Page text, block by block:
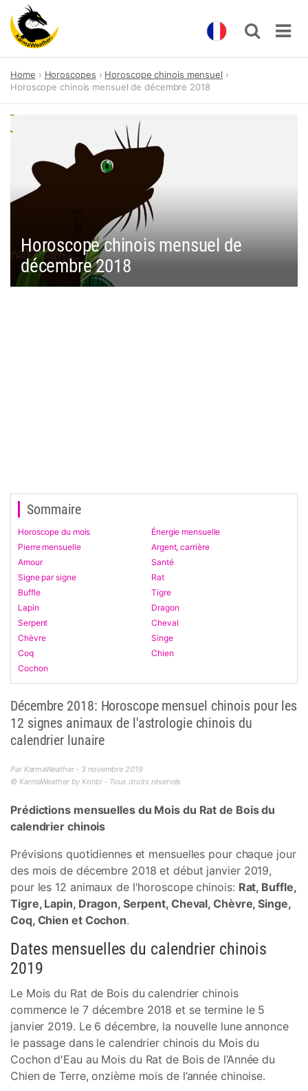
content
Home Horoscopes
Horoscope chinois mensuel
Horoscope chinois mensuel de décembre 2018
Horoscope chinois mensuel de
décembre 2018
Sommaire
Horoscope du mois
Énergie mensuelle
Pierre mensuelle
Argent, carrière
Amour
Santé
Signe par signe
Rat
Buffle
Tigre
Lapin
Dragon
Serpent
Cheval
Chèvre
Singe
Coq
Chien
Cochon
Décembre 2018: Horoscope mensuel chinois pour les
12 signes animaux de l'astrologie chinois du
calendrier lunaire
Par KarmaWeather - 3 novembre 2019
© KarmaWeather by Konbi - Tous droits réservés
Prédictions mensuelles du Mois du Rat de Bois du
calendrier chinois
Prévisions quotidiennes et mensuelles pour chaque jour
des mois de décembre 2018 et début janvier 2019,
pour les 12 animaux de l'horoscope chinois: Rat, Buffle,
Tigre, Lapin, Dragon, Serpent, Cheval, Chèvre, Singe,
Coq, Chien et Cochon.
Dates mensuelles du calendrier chinois
2019
Le Mois du Rat de Bois du calendrier chinois
commence le 7 décembre 2018 et se termine le 5
janvier 2019. Le 6 décembre, la nouvelle lune annonce
le passage dans le calendrier chinois du Mois du
Cochon d'Eau au Mois du Rat de Bois de l’Année du
Chien de Terre, onzième mois de l’année chinoise.